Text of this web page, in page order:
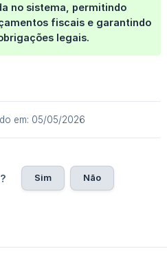
no sistema, permitindo
fiscais e garantindo
legais.
em: 05/05/2026
Sim Não